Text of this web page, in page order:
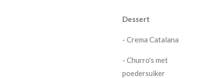
Dessert
- Crema Catalana
- Churro's met
poedersuiker